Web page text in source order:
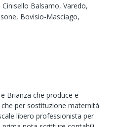
Cinisello Balsamo, Varedo,
Bovisio-Masciago,
Brianza che produce e
per sostituzione maternità
libero professionista per